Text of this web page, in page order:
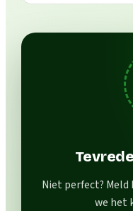
Niet perfect? Meld
we het